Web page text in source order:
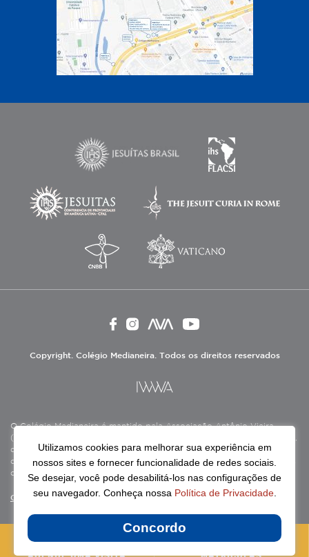
Copyright. Colégio Medianeira. Todos os direitos reservados
O Colégio Medianeira é mantido pela Associação Antônio Vieira
(ASAV), instituição de direito privado sem fins lucrativos, filantrópica,
de natureza educativa, cultural, assistencial e beneficente, certificada
como Entidade Beneficente de Assistência Social (CEBAS), nas áreas
de educação e assistência social.
Continue lendo
Utilizamos cookies para melhorar sua experiência em
nossos sites e fornecer funcionalidade de redes sociais.
Se desejar, você pode desabilitá-los nas configurações de
seu navegador. Conheça nossa Política de Privacidade.
Concordo